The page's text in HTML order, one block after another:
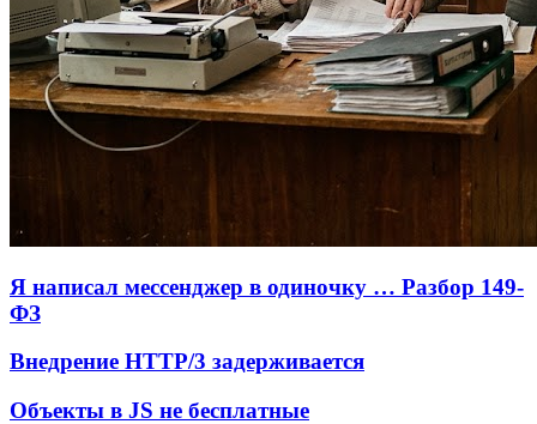
Я написал мессенджер в одиночку … Разбор 149-
ФЗ
Внедрение HTTP/3 задерживается
Объекты в JS не бесплатные